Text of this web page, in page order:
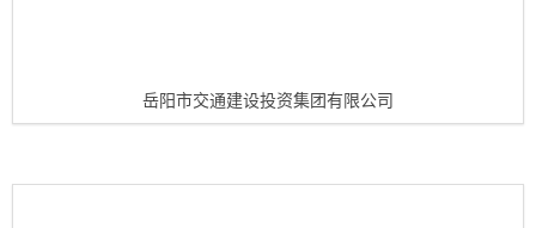
岳阳市交通建设投资集团有限公司